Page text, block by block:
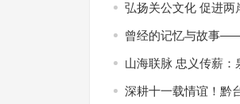
弘扬关公文化 促进两
曾经的记忆与故事
山海联脉 忠义传薪
深耕十一载情谊！黔